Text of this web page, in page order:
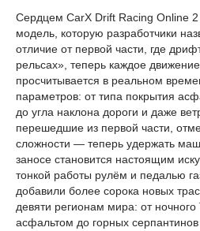
Сердцем CarX Drift Racing Online 2
модель, которую разработчики
отличие от первой части, где
рельсах», теперь каждое
просчитывается в реальном
параметров: от типа покрытия
до угла наклона дороги и даже
перешедшие из первой части,
сложности — теперь удержать
заносе становится настоящим
тонкой работы рулём и педалью
добавили более сорока новых
девяти регионам мира: от
асфальтом до горных